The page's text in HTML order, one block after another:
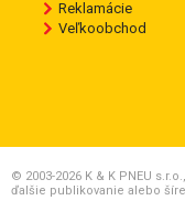
Reklamácie
Veľkoobchod
© 2003-2026 K & K PNEU
ďalšie publikovanie alebo